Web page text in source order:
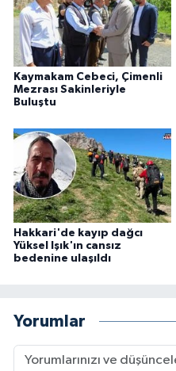
Kaymakam Cebeci, Çimenli
Mezrası Sakinleriyle
Buluştu
Hakkari'de kayıp dağcı
Yüksel Işık'ın cansız
bedenine ulaşıldı
Yorumlar